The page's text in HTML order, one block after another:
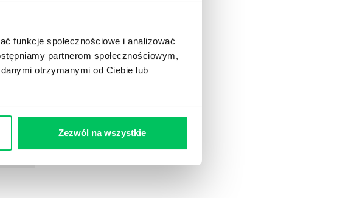
funkcje społecznościowe i analizować
partnerom społecznościowym,
otrzymanymi od Ciebie lub
Zezwól na wszystkie